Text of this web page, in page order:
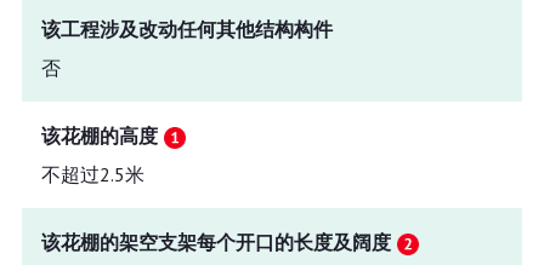
该工程涉及改动任何其他结构构件
否
该花棚的高度
不超过2.5米
该花棚的架空支架每个开口的长度及阔度